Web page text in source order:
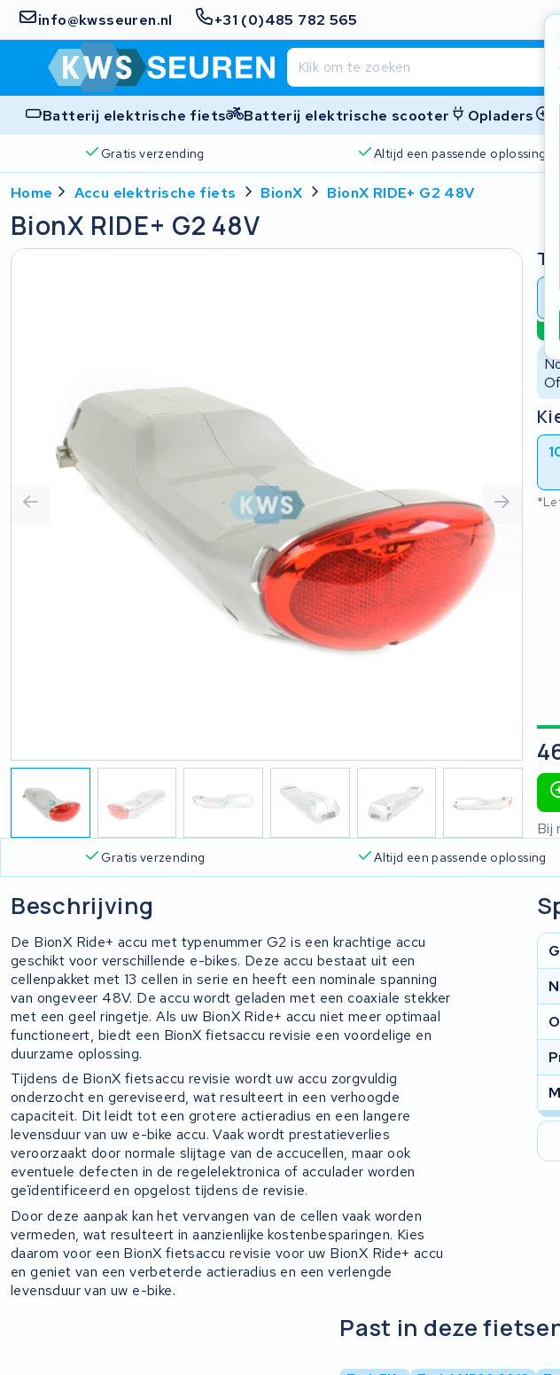
info@kwsseuren.nl +31 (0)485 782 565
Batterij elektrische fiets Batterij elektrische scooter Opladers
Gratis verzending Altijd een passende oplossing
Home Accu elektrische fiets BionX BionX RIDE+ G2 48V
BionX RIDE+ G2 48V
Bij
Gratis verzending Altijd een passende oplossing
Beschrijving
De BionX Ride+ accu met typenummer G2 is een krachtige accu
geschikt voor verschillende e-bikes. Deze accu bestaat uit een
cellenpakket met 13 cellen in serie en heeft een nominale spanning
van ongeveer 48V. De accu wordt geladen met een coaxiale stekker
met een geel ringetje. Als uw BionX Ride+ accu niet meer optimaal
functioneert, biedt een BionX fietsaccu revisie een voordelige en
duurzame oplossing.
Tijdens de BionX fietsaccu revisie wordt uw accu zorgvuldig
onderzocht en gereviseerd, wat resulteert in een verhoogde
capaciteit. Dit leidt tot een grotere actieradius en een langere
levensduur van uw e-bike accu. Vaak wordt prestatieverlies
veroorzaakt door normale slijtage van de accucellen, maar ook
eventuele defecten in de regelelektronica of acculader worden
geïdentificeerd en opgelost tijdens de revisie.
Door deze aanpak kan het vervangen van de cellen vaak worden
vermeden, wat resulteert in aanzienlijke kostenbesparingen. Kies
daarom voor een BionX fietsaccu revisie voor uw BionX Ride+ accu
en geniet van een verbeterde actieradius en een verlengde
levensduur van uw e-bike.
Past in deze
Begin te typen